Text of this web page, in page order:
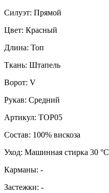
Силуэт: Прямой
Цвет: Красный
Длина: Топ
Ткань: Штапель
Ворот: V
Рукав: Средний
Артикул: TOP05
Состав: 100% вискоза
Уход: Машинная стирка 30 °C
Карманы: -
Застежки: -